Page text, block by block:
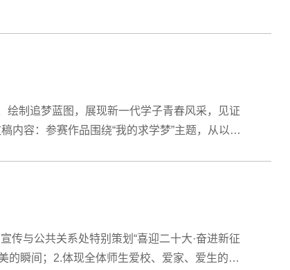
绘制追梦蓝图，展现新一代学子青春风采，见证
内容：参赛作品围绕“我的求学梦”主题，从以下
传与公共关系处特别策划“喜迎二十大·奋进新征
的瞬间；2.体现全体师生爱校、爱家、爱生的温